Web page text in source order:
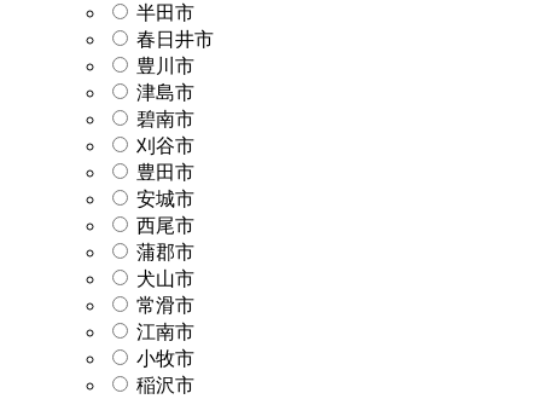
半田市
春日井市
豊川市
津島市
碧南市
刈谷市
豊田市
安城市
西尾市
蒲郡市
犬山市
常滑市
江南市
小牧市
稲沢市